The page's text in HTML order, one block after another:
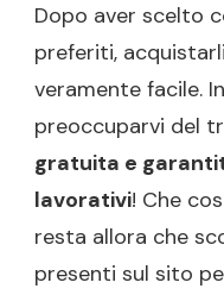
Dopo aver scelto
preferiti,
veramente facile.
preoccuparvi del
gratuita e
lavorativi! Che
resta allora che
presenti sul sito